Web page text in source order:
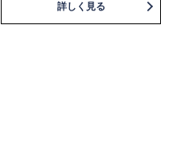
詳しく見る